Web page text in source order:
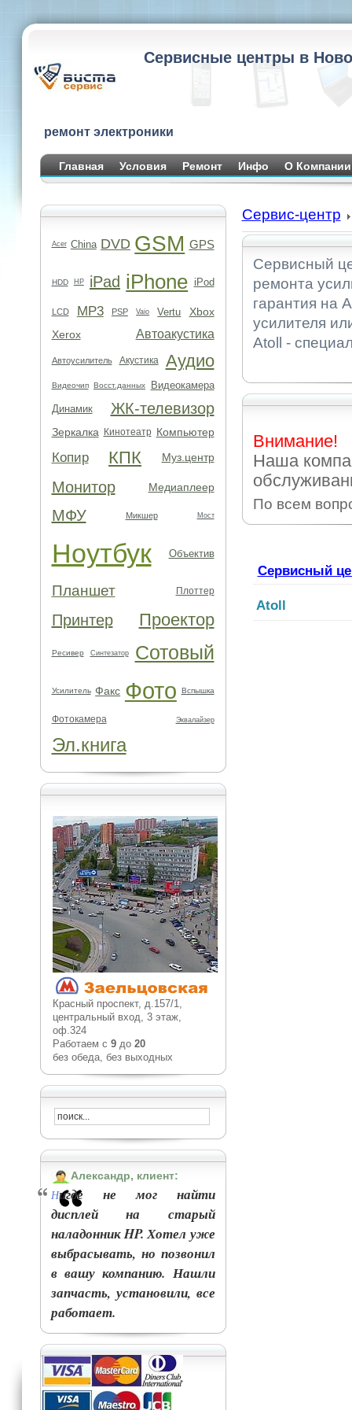
Сервисные центры в
ремонт электроники
Главная Условия Ремонт Инфо О Компании
Acer China DVD GSM GPS
HDD HP iPad iPhone iPod
LCD MP3 PSP Vaio Vertu
Xbox
Xerox
Автоакустика
Автоусилитель Акустика Аудио
Видеочип Восст.данных
Видеокамера
Динамик
ЖК-телевизор
Зеркалка Кинотеатр Компьютер
Копир КПК Муз.центр
Монитор Медиаплеер
МФУ Микшер Мост
Ноутбук Объектив
Планшет Плоттер
Принтер Проектор
Ресивер Синтезатор Сотовый
Усилитель Факс Фото Вспышка
Фотокамера Эквалайзер
Эл.книга
Красный проспект, д.157/1,
центральный вход, 3 этаж,
оф.324
Работаем с 9до 20
без обеда, без выходных
Александр, клиент:
Нигде не мог найти
дисплей на старый
наладонник HP. Хотел уже
выбрасывать, но позвонил
в вашу компанию. Нашли
запчасть, установили, все
работает.
Сервис-центр
Сервисный
ремонта
гарантия на
усилителя
Atoll -
Внимание!
Наша
По всем
Сервисный
Atoll